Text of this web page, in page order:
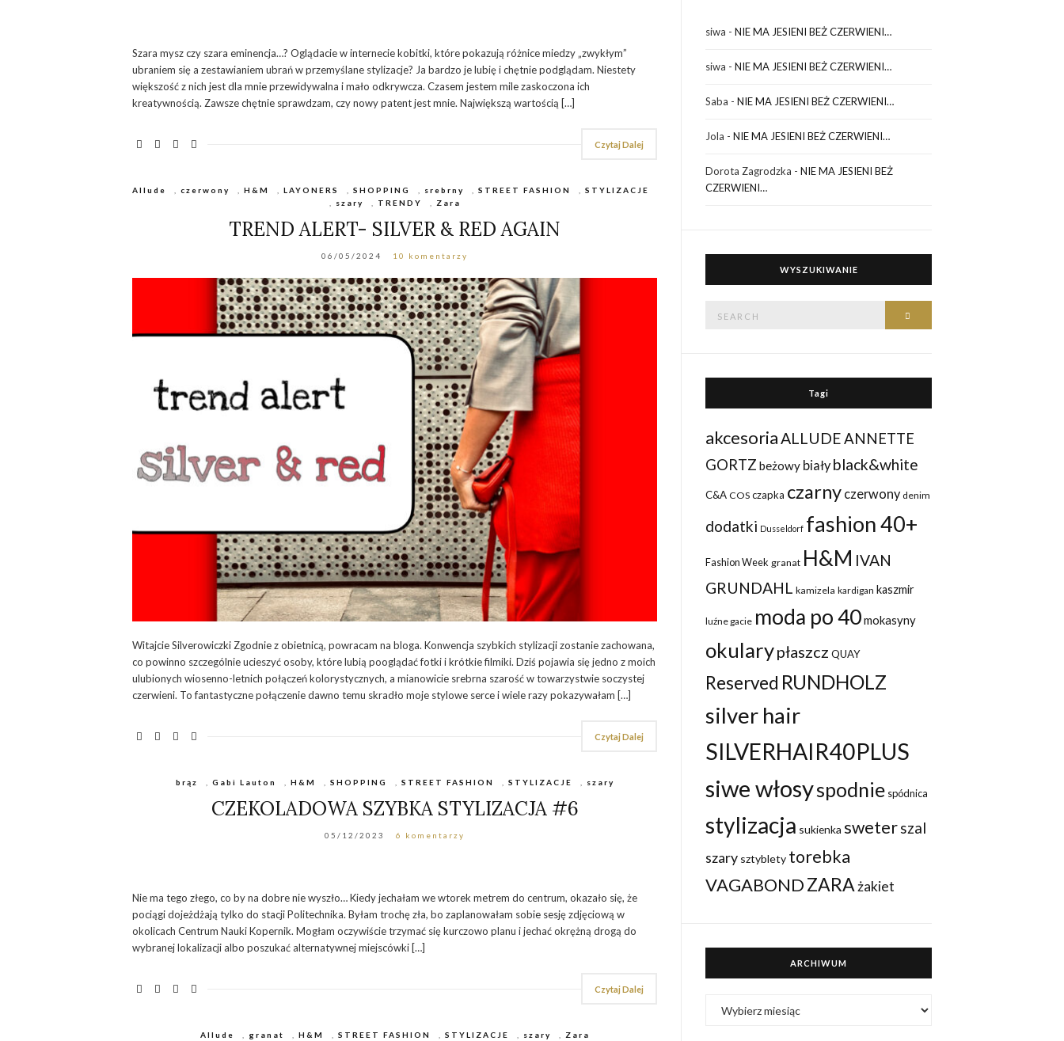
Szara mysz czy szara eminencja…? Oglądacie w internecie kobitki, które pokazują różnice miedzy „zwykłym”
ubraniem się a zestawianiem ubrań w przemyślane stylizacje? Ja bardzo je lubię i chętnie podglądam. Niestety
większość z nich jest dla mnie przewidywalna i mało odkrywcza. Czasem jestem mile zaskoczona ich
kreatywnością. Zawsze chętnie sprawdzam, czy nowy patent jest mnie. Największą wartością […]
Czytaj Dalej
Allude ,czerwony ,H&M ,LAYONERS ,SHOPPING srebrny ,STREET FASHION ,STYLIZACJE
szary TRENDY Zara
TREND ALERT- SILVER & RED AGAIN
06/05/2024 10 komentarzy
Witajcie Silverowiczki Zgodnie z obietnicą, powracam na bloga. Konwencja szybkich stylizacji zostanie zachowana,
co powinno szczególnie ucieszyć osoby, które lubią pooglądać fotki i krótkie filmiki. Dziś pojawia się jedno z moich
ulubionych wiosenno-letnich połączeń kolorystycznych, a mianowicie srebrna szarość w towarzystwie soczystej
czerwieni. To fantastyczne połączenie dawno temu skradło moje stylowe serce i wiele razy pokazywałam […]
Czytaj Dalej
brąz Gabi Lauton H&M SHOPPING STREET FASHION STYLIZACJE szary
CZEKOLADOWA SZYBKA STYLIZACJA #6
05/12/2023 6 komentarzy
Nie ma tego złego, co by na dobre nie wyszło… Kiedy jechałam we wtorek metrem do centrum, okazało się, że
pociągi dojeżdżają tylko do stacji Politechnika. Byłam trochę zła, bo zaplanowałam sobie sesję zdjęciową w
okolicach Centrum Nauki Kopernik. Mogłam oczywiście trzymać się kurczowo planu i jechać okrężną drogą do
wybranej lokalizacji albo poszukać alternatywnej miejscówki […]
Czytaj Dalej
Allude granat H&M STREET FASHION STYLIZACJE szary Zara
siwa -NIE MA JESIENI BEŻ CZERWIENI…
siwa -NIE MA JESIENI BEŻ CZERWIENI…
Saba -NIE MA JESIENI BEŻ CZERWIENI…
Jola -NIE MA JESIENI BEŻ CZERWIENI…
Dorota Zagrodzka -NIE MA JESIENI BEŻ
CZERWIENI…
WYSZUKIWANIE
Tagi
akcesoriaALLUDEANNETTE
GORTZ beżowy biały black&white
C&A COS czapka czarny czerwony denim
dodatki Dusseldorf fashion 40+
Fashion Week granat H&M IVAN
GRUNDAHL kamizela kardigan kaszmir
luźne gacie moda po 40mokasyny
okularypłaszcz QUAY
Reserved RUNDHOLZ
silver hair
SILVERHAIR40PLUS
siwe włosyspodnie spódnica
stylizacja sukienka sweterszal
szary sztyblety torebka
VAGABONDZARA żakiet
ARCHIWUM